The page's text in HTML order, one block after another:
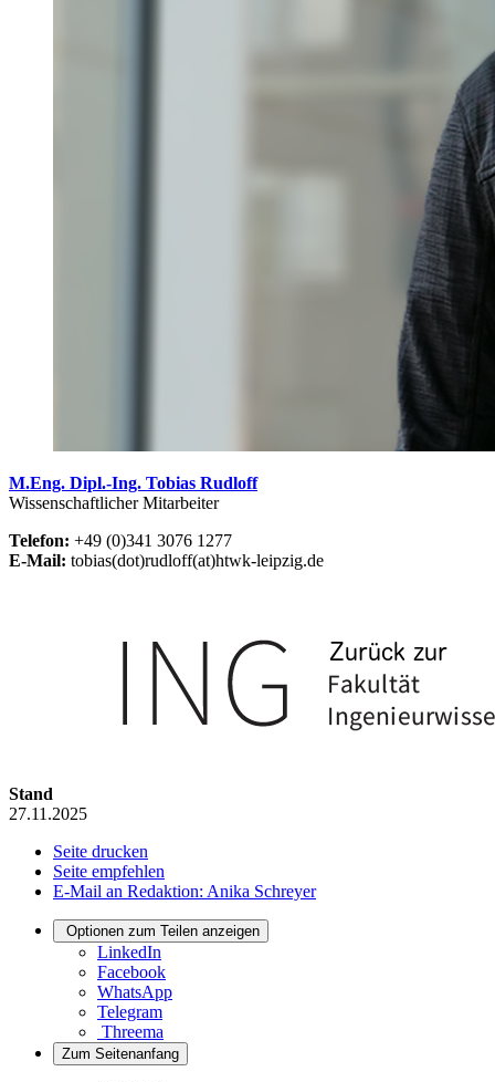
M.Eng. Dipl.-Ing. Tobias Rudloff
Wissenschaftlicher Mitarbeiter
Telefon: +49 (0)341 3076 1277
E-Mail: tobias(dot)rudloff(at)htwk-leipzig.de
Stand
27.11.2025
Seite drucken
Seite empfehlen
E-Mail an Redaktion: Anika Schreyer
Optionen zum Teilen anzeigen
LinkedIn
Facebook
WhatsApp
Telegram
Threema
Zum Seitenanfang